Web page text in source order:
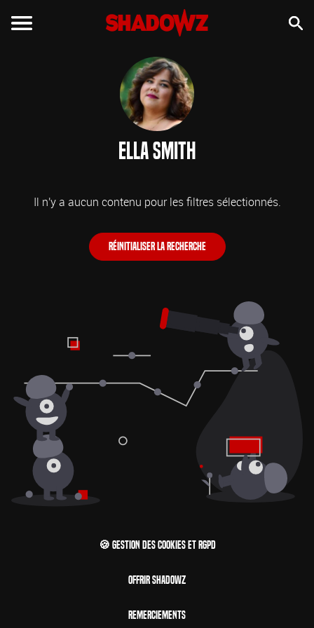
Ella Smith
Il n'y a aucun contenu pour les filtres sélectionnés.
Réinitialiser la recherche
🍪 Gestion des cookies et RGPD
Offrir Shadowz
Remerciements